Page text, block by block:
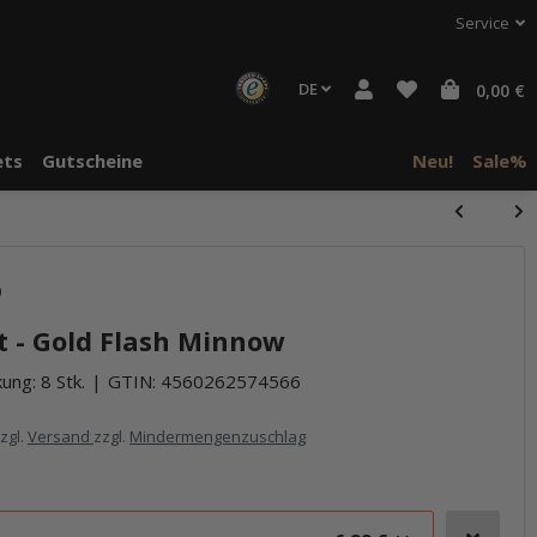
Service
DE 0,00 €
Gutscheine Neu! Sale%
von
von
- Gold Flash Minnow
8 Stk. GTIN: 4560262574566
Versand zzgl. Mindermengenzuschlag